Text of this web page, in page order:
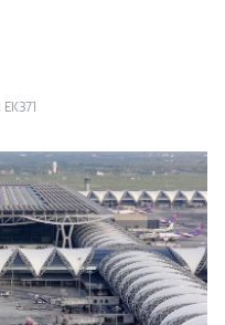
EK371